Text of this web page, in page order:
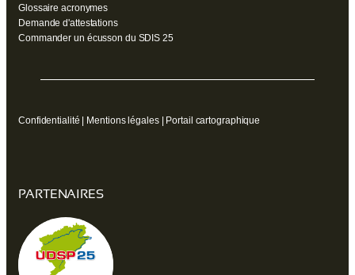
Glossaire acronymes
Demande d'attestations
Commander un écusson du SDIS 25
Confidentialité Mentions légales| Portail cartographique
PARTENAIRES